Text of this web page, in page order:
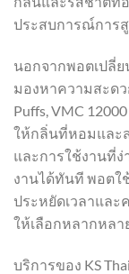
ประสบการณ์การ
นอกจากพอตเปลี่
มองหาความสะดว
Puffs, VMC
ให้กลิ่นที่หอมและ
และการใช้งานที่ง่
งานได้ทันที พอตใ
ประหยัดเวลาและ
ให้เลือกหลากหล
บริการของ KS